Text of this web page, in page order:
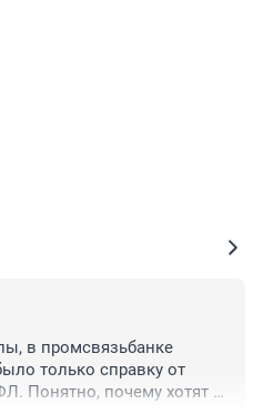
в промсвязьбанке
только справку от
Понятно, почему хотят